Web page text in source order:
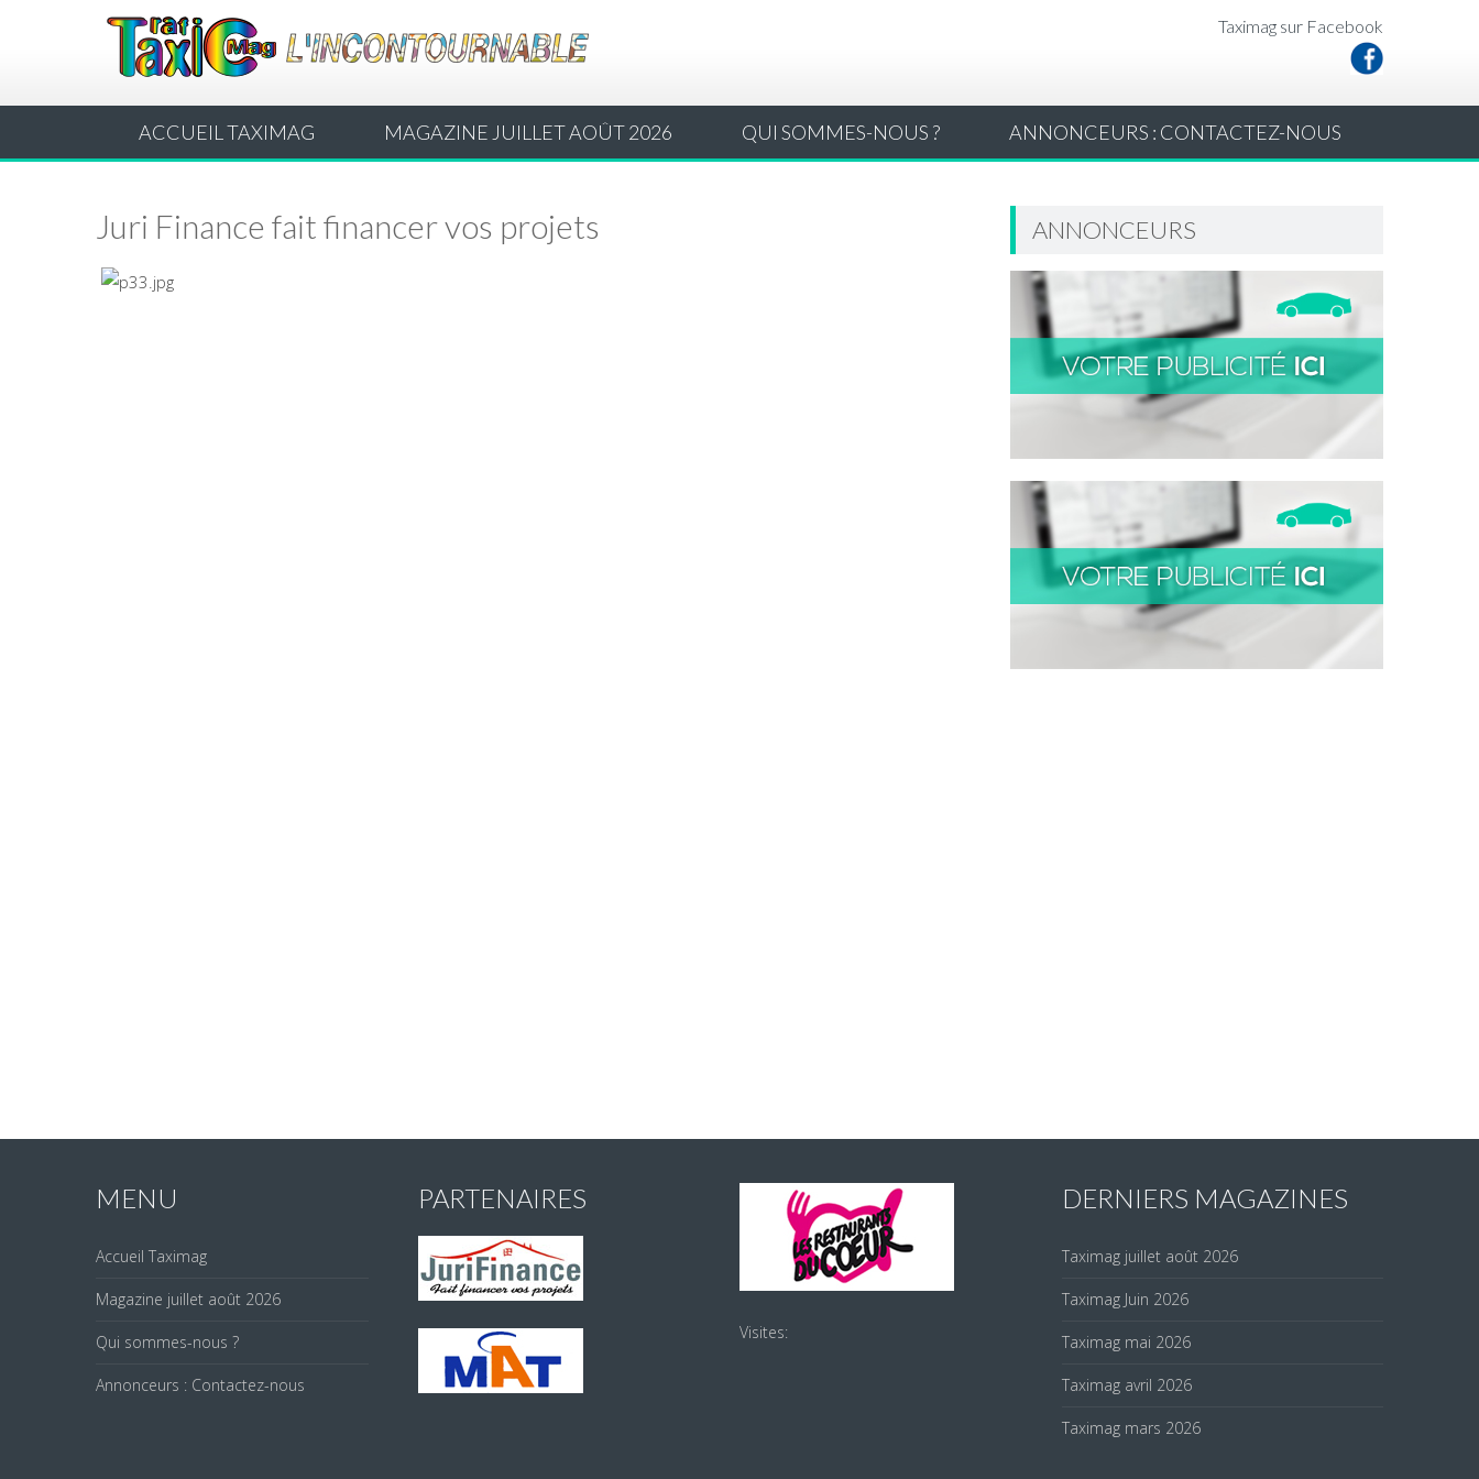
Taximag sur Facebook
ACCUEIL TAXIMAG MAGAZINE JUILLET AOÛT 2026 QUI SOMMES-NOUS ? ANNONCEURS : CONTACTEZ-NOUS
Juri Finance fait financer vos projets ANNONCEURS
MENU
Accueil Taximag
Magazine juillet août 2026
Qui sommes-nous ?
Annonceurs : Contactez-nous
PARTENAIRES
Visites:
DERNIERS MAGAZINES
Taximag juillet août 2026
Taximag Juin 2026
Taximag mai 2026
Taximag avril 2026
Taximag mars 2026